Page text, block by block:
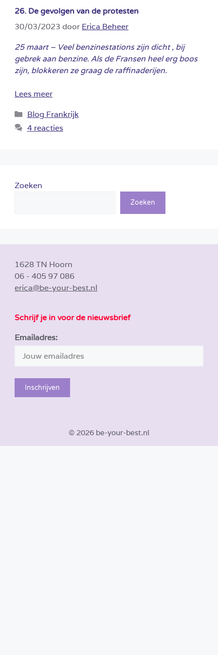
26. De gevolgen van de protesten
30/03/2023 door Erica Beheer
25 maart – Veel benzinestations zijn dicht , bij
gebrek aan benzine. Als de Fransen heel erg boos
zijn, blokkeren ze graag de raffinaderijen.
Lees meer
Categorieën
Blog Frankrijk
4 reacties
Zoeken
Zoeken
1628 TN Hoorn
06 - 405 97 086
erica@be-your-best.nl
Schrijf je in voor de nieuwsbrief
Emailadres:
© 2026 be-your-best.nl